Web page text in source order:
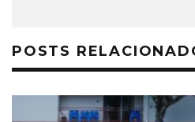
POSTS